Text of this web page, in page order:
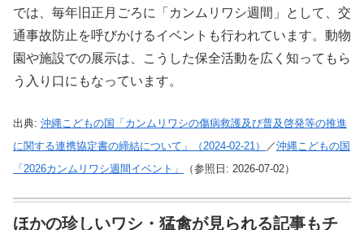
では、毎年旧正月ごろに「カンムリワシ週間」として、交
通事故防止を呼びかけるイベントも行われています。動物
園や施設での展示は、こうした保全活動を広く知ってもら
う入り口にもなっています。
出典: 沖縄こどもの国「カンムリワシの傷病救護及び普及啓発等の推進
に関する連携協定書の締結について」（2024-02-21）
／沖縄こどもの国
「2026カンムリワシ週間イベント」
（参照日: 2026-07-02）
ほかの珍しいワシ・猛禽が見られる記事もチ